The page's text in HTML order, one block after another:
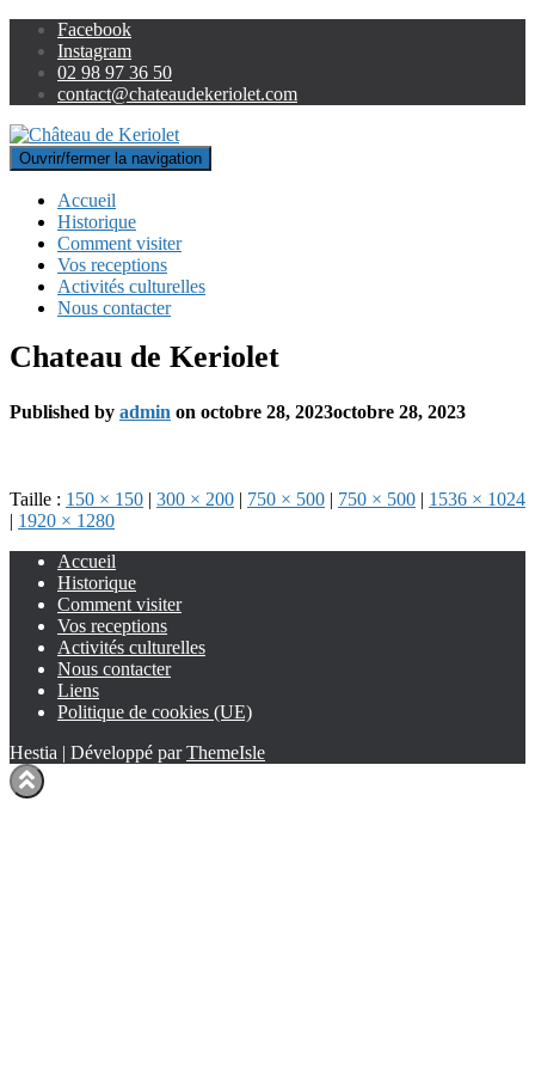
Facebook
Instagram
02 98 97 36 50
contact@chateaudekeriolet.com
Ouvrir/fermer la navigation
Accueil
Historique
Comment visiter
Vos receptions
Activités culturelles
Nous contacter
Chateau de Keriolet
Published by admin on octobre 28, 2023octobre 28, 2023
Taille : 150 × 150 | 300 × 200 | 750 × 500 | 750 × 500 | 1536 × 1024
| 1920 × 1280
Accueil
Historique
Comment visiter
Vos receptions
Activités culturelles
Nous contacter
Liens
Politique de cookies (UE)
Hestia | Développé parThemeIsle